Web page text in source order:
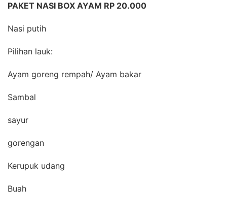
PAKET NASI BOX AYAM RP 20.000
Nasi putih
Pilihan lauk:
Ayam goreng rempah/ Ayam bakar
Sambal
sayur
gorengan
Kerupuk udang
Buah